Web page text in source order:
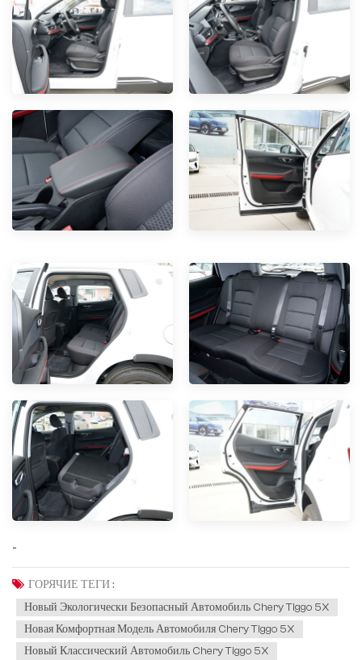
-
ГОРЯЧИЕ ТЕГИ :
Новый Экологически Безопасный Автомобиль Chery Tiggo 5X
Новая Комфортная Модель Автомобиля Chery Tiggo 5X
Новый Классический Автомобиль Chery Tiggo 5X